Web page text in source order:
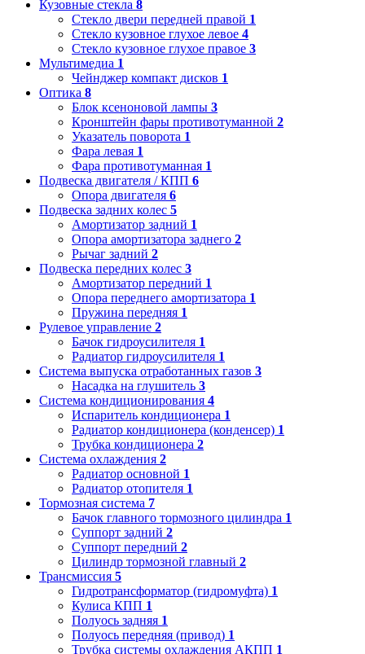
Кузовные стекла 8
Стекло двери передней правой 1
Стекло кузовное глухое левое 4
Стекло кузовное глухое правое 3
Мультимедиа 1
Чейнджер компакт дисков 1
Оптика 8
Блок ксеноновой лампы 3
Кронштейн фары противотуманной 2
Указатель поворота 1
Фара левая 1
Фара противотуманная 1
Подвеска двигателя / КПП 6
Опора двигателя 6
Подвеска задних колес 5
Амортизатор задний 1
Опора амортизатора заднего 2
Рычаг задний 2
Подвеска передних колес 3
Амортизатор передний 1
Опора переднего амортизатора 1
Пружина передняя 1
Рулевое управление 2
Бачок гидроусилителя 1
Радиатор гидроусилителя 1
Система выпуска отработанных газов 3
Насадка на глушитель 3
Система кондиционирования 4
Испаритель кондиционера 1
Радиатор кондиционера (конденсер) 1
Трубка кондиционера 2
Система охлаждения 2
Радиатор основной 1
Радиатор отопителя 1
Тормозная система 7
Бачок главного тормозного цилиндра 1
Суппорт задний 2
Суппорт передний 2
Цилиндр тормозной главный 2
Трансмиссия 5
Гидротрансформатор (гидромуфта) 1
Кулиса КПП 1
Полуось задняя 1
Полуось передняя (привод) 1
Трубка системы охлаждения АКПП 1